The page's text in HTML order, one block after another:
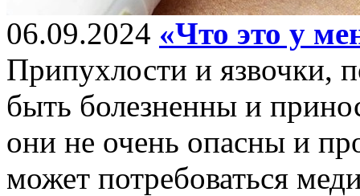
06.09.2024 «Что это у
Припухлости и язвочки,
быть болезненны и
они не очень опасны и
может потребоваться